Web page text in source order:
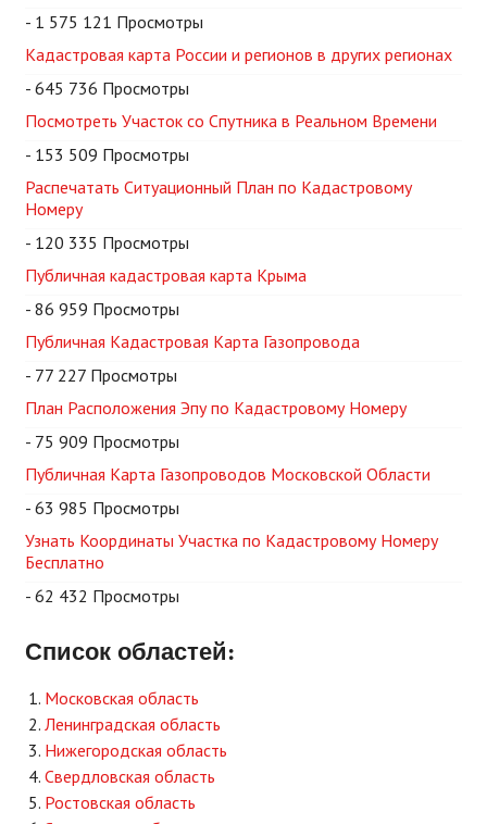
- 1 575 121 Просмотры
Кадастровая карта России и регионов в других регионах
- 645 736 Просмотры
Посмотреть Участок со Спутника в Реальном Времени
- 153 509 Просмотры
Распечатать Ситуационный План по Кадастровому
Номеру
- 120 335 Просмотры
Публичная кадастровая карта Крыма
- 86 959 Просмотры
Публичная Кадастровая Карта Газопровода
- 77 227 Просмотры
План Расположения Эпу по Кадастровому Номеру
- 75 909 Просмотры
Публичная Карта Газопроводов Московской Области
- 63 985 Просмотры
Узнать Координаты Участка по Кадастровому Номеру
Бесплатно
- 62 432 Просмотры
Список областей:
Московская область
Ленинградская область
Нижегородская область
Свердловская область
Ростовская область